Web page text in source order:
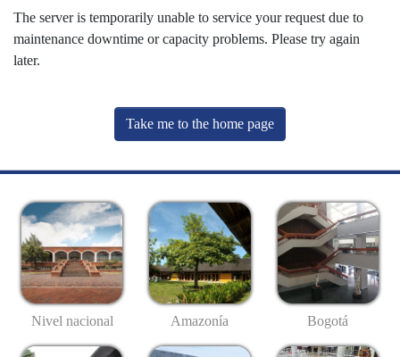
The server is temporarily unable to service your request due to
maintenance downtime or capacity problems. Please try again
later.
Take me to the home page
Nivel nacional Amazonía Bogotá